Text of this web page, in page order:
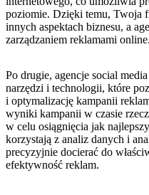
poziomie. Dzięki temu,⁢ Twoja
⁣innych aspektach‍ biznesu, a
zarządzaniem reklamami ⁤online.
Po drugie,​ agencje social⁣
narzędzi i technologii, które
i ⁢optymalizację kampanii
wyniki kampanii w czasie​
w celu osiągnięcia jak
korzystają z analiz danych i
precyzyjnie docierać do
efektywność reklam.